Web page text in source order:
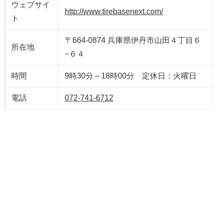
ウェブサイ
ト
http://www.tirebasenext.com/
所在地
〒664-0874 兵庫県伊丹市山田４丁目６
−６４
時間 9時30分～18時00分 定休日：火曜日
電話 072-741-6712